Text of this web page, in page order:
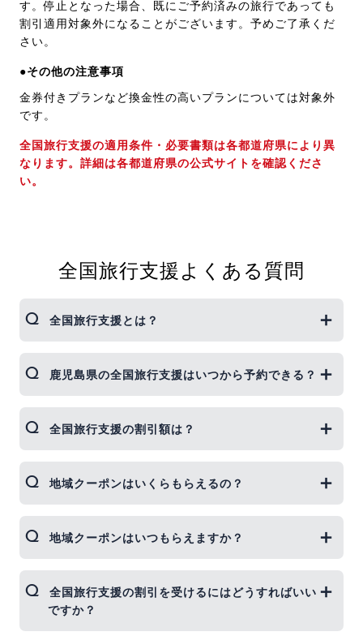
す。停止となった場合、既にご予約済みの旅行であっても
割引適用対象外になることがございます。予めご了承くだ
さい。
●その他の注意事項
金券付きプランなど換金性の高いプランについては対象外
です。
全国旅行支援の適用条件・必要書類は各都道府県により異
なります。詳細は各都道府県の公式サイトを確認くださ
い。
全国旅行支援よくある質問
全国旅行支援とは？
でいる国内の観光関連事業者を応援するため、各県
内への「旅行割引」に加え、お土産品店や観光施設
る、観光需要を促進するキャンペーンです。 実施対
象期間は、2023年1月10日から6月30日までです。
鹿児島県の全国旅行支援はいつから予約できる？
全国旅行支援の割引額は？
合、旅行代金の20%分（1人1泊あたり最大8,000
円）が割引されます。
地域クーポンはいくらもらえるの？
合、平日2,000円（＋1,000円）・休日1,000円分の地
域クーポン券が貰えます。
地域クーポンはいつもらえますか？
にお渡しします｡ ホテルチェックイン後からチェッ
クアウト日までご利用いただけます。
全国旅行支援の割引を受けるにはどうすればいい
ですか？